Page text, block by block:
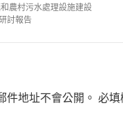
農村污水處理設施建設
討報告
件地址不會公開。 必填